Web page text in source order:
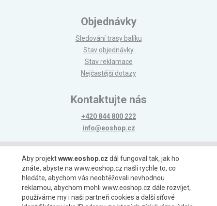
Objednávky
Sledování trasy balíku
Stav objednávky
Stav reklamace
Nejčastější dotazy
Kontaktujte nás
+420 844 800 222
info@eoshop.cz
Možnosti platby
Aby projektwww.eoshop.cz dál fungoval tak, jak ho
znáte, abyste na www.eoshop.cz našli rychle to, co
hledáte, abychom vás neobtěžovali nevhodnou
reklamou, abychom mohli www.eoshop.cz dále rozvíjet,
používáme my i naši partneři cookies a další síťové